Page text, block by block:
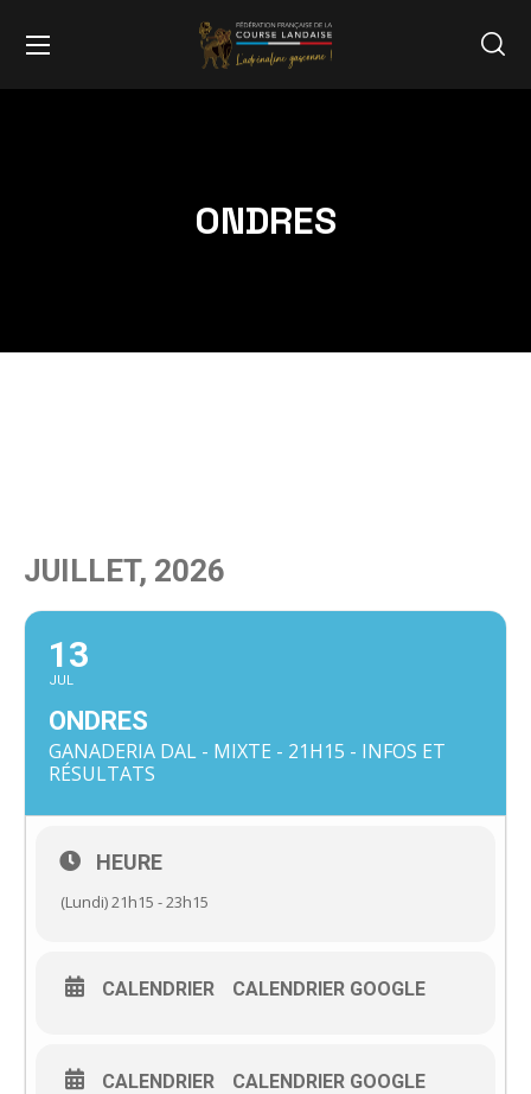
ONDRES
JUILLET, 2026
13
JUL
ONDRES
GANADERIA DAL - MIXTE - 21H15 - INFOS ET
RÉSULTATS
HEURE
(Lundi) 21h15 - 23h15
CALENDRIER CALENDRIER GOOGLE
CALENDRIER CALENDRIER GOOGLE